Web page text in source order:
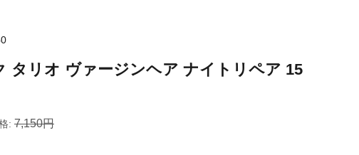
タリオ ヴァージンヘア ナイトリペア 15
: 7,150